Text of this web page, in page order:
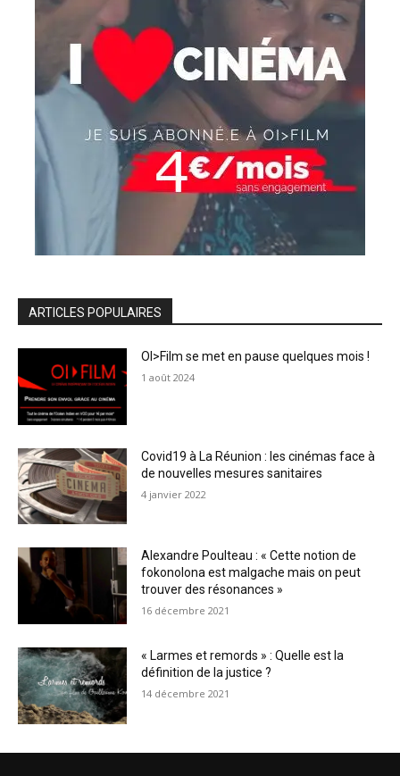
ARTICLES POPULAIRES
OI>Film se met en pause quelques mois !
1 août 2024
Covid19 à La Réunion : les cinémas face à
de nouvelles mesures sanitaires
4 janvier 2022
Alexandre Poulteau : « Cette notion de
fokonolona est malgache mais on peut
trouver des résonances »
16 décembre 2021
« Larmes et remords » : Quelle est la
définition de la justice ?
14 décembre 2021